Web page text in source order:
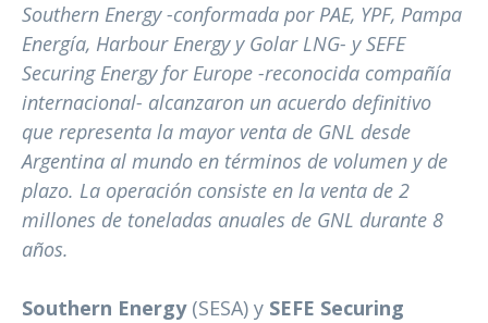
Southern Energy -conformada por PAE, YPF, Pampa
Energía, Harbour Energy y Golar LNG- y SEFE
Securing Energy for Europe -reconocida compañía
internacional- alcanzaron un acuerdo definitivo
que representa la mayor venta de GNL desde
Argentina al mundo en términos de volumen y de
plazo. La operación consiste en la venta de 2
millones de toneladas anuales de GNL durante 8
años.
Southern Energy(SESA) y SEFE Securing